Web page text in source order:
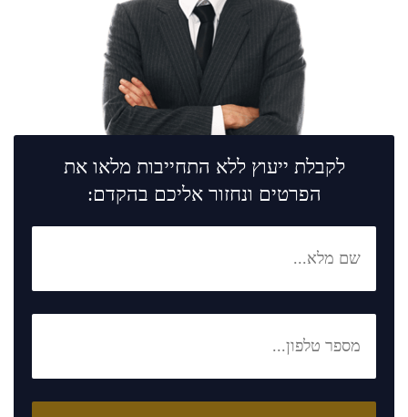
לקבלת ייעוץ ללא התחייבות מלאו את
הפרטים ונחזור אליכם בהקדם: